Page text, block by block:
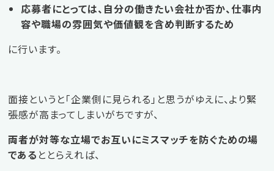
応募者にとっては、自分の働きたい会社か否か、仕事内
容や職場の雰囲気や価値観を含め判断するため
に行います。
面接というと「企業側に見られる」と思うがゆえに、より緊
張感が高まってしまいがちですが、
両者が対等な立場でお互いにミスマッチを防ぐための場
である ととらえれば、